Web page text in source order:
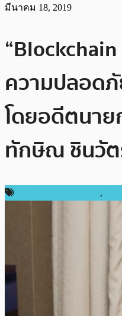
มีนาคม 18, 2019
ความปลอด
โดยอดีตนา
ทักษิณ ชินวั
,